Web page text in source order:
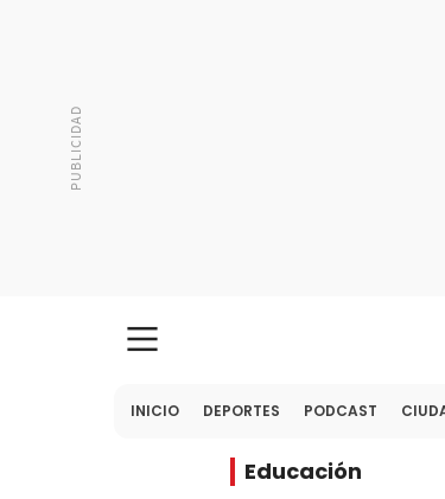
INICIO DEPORTES PODCAST
Educación